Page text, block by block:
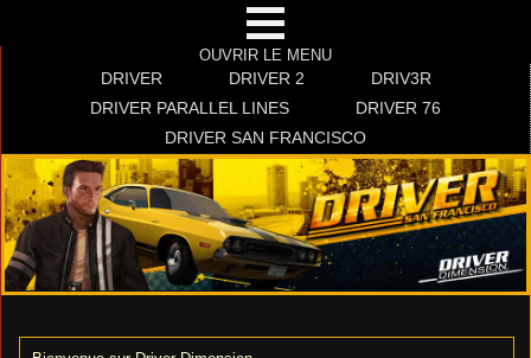
OUVRIR LE MENU
DRIVER DRIVER 2
DRIV3R
DRIVER PARALLEL LINES
DRIVER 76
DRIVER SAN FRANCISCO